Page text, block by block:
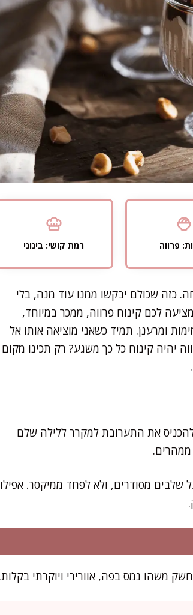
פרווה רמת קושי: בינוני
כזה שכולם יבקשו ממנו עוד מנה, בלי
לכם קינוח פרווה, ממכר במיוחד,
ומרענן. תמיד כשאני מוציאה אותו אל
יהיה קינוח כל כך משגע? רק תכינו מקום
כדאי להכניס את התערובת למקרר ללילה שלם
ממהרים.
מסודרים, ולא לפחד ממיקסר. אפילו